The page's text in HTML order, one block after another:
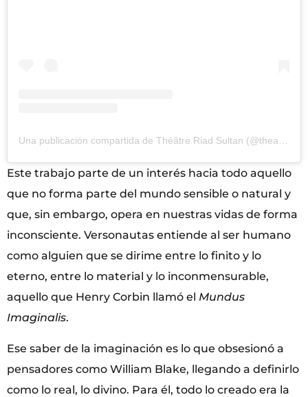
Este trabajo parte de un interés hacia todo aquello
que no forma parte del mundo sensible o natural y
que, sin embargo, opera en nuestras vidas de forma
inconsciente. Versonautas entiende al ser humano
como alguien que se dirime entre lo finito y lo
eterno, entre lo material y lo inconmensurable,
aquello que Henry Corbin llamó el Mundus
Imaginalis.
Ese saber de la imaginación es lo que obsesionó a
pensadores como William Blake, llegando a definirlo
como lo real, lo divino. Para él, todo lo creado era la